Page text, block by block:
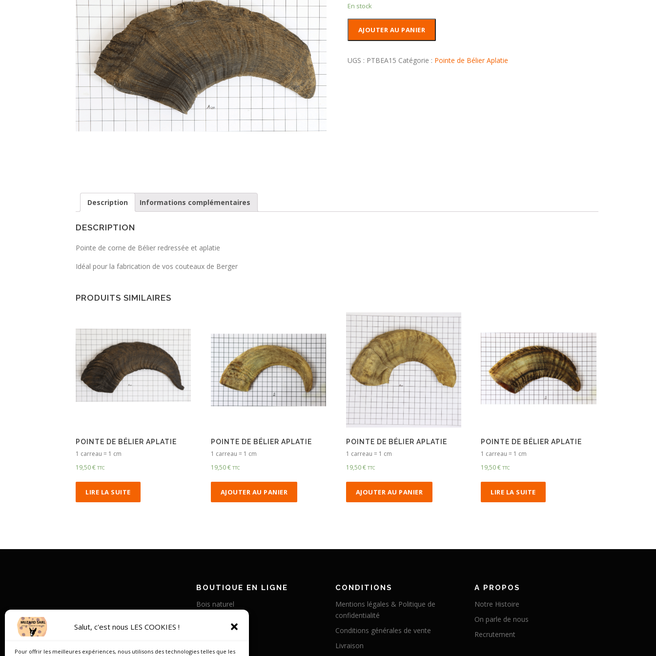
Salut, c'est nous LES COOKIES !
Pour offrir les meilleures expériences, nous utilisons des technologies telles que les
En stock
de
AJOUTER AU PANIER
UGS : PTBEA15 Catégorie : Pointe de Bélier Aplatie
Description Informations complémentaires
DESCRIPTION
Pointe de corne de Bélier redressée et aplatie
Idéal pour la fabrication de vos couteaux de Berger
PRODUITS SIMILAIRES
POINTE DE BÉLIER APLATIE
1 carreau = 1 cm
19,50€ TTC
LIRE LA SUITE
POINTE DE BÉLIER APLATIE
1 carreau = 1 cm
19,50€ TTC
AJOUTER AU PANIER
POINTE DE BÉLIER APLATIE
1 carreau = 1 cm
19,50€ TTC
AJOUTER AU PANIER
POINTE DE BÉLIER APLATIE
1 carreau = 1 cm
19,50€ TTC
LIRE LA SUITE
BOUTIQUE EN LIGNE
Bois naturel
Os de chameau
CONDITIONS
Mentions légales & Politique de
confidentialité
Conditions générales de vente
Livraison
A PROPOS
Notre Histoire
On parle de nous
Recrutement